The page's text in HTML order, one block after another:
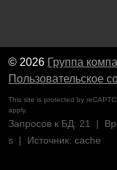
© 2026 Группа
Пользовательское
This site is protected by
apply.
Запросов к БД: 21 |
s | Источник: cache